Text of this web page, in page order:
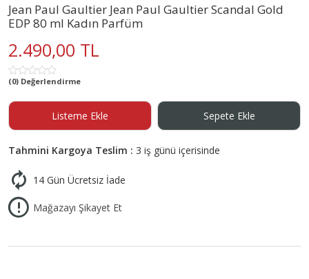
Jean Paul Gaultier Jean Paul Gaultier Scandal Gold
EDP 80 ml Kadın Parfüm
2.490,00 TL
(0) Değerlendirme
Listeme Ekle Sepete Ekle
Tahmini Kargoya Teslim : 3 iş günü içerisinde
14 Gün Ücretsiz İade
Mağazayı Şikayet Et